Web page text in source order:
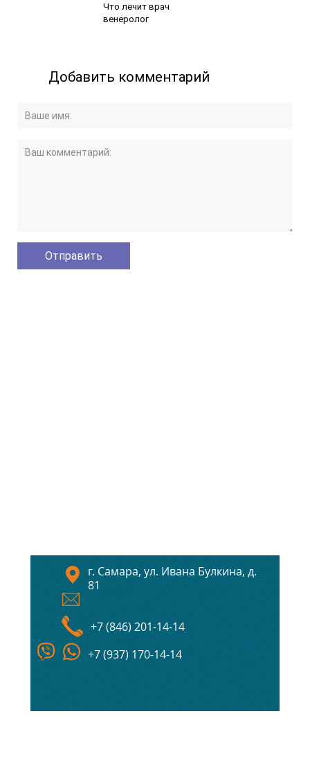
Что лечит врач
венеролог
Добавить комментарий
г. Самара, ул. Ивана Булкина, д.
81
+7 (846) 201-14-14
+7 (937) 170-14-14